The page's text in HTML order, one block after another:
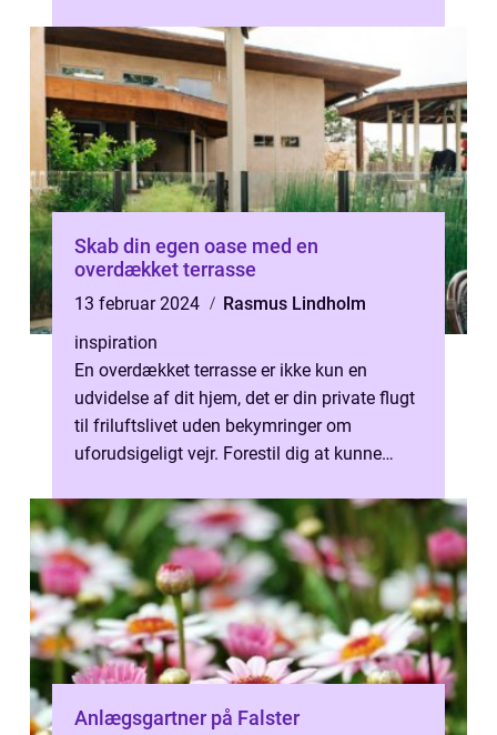
Skab din egen oase med en
overdækket terrasse
13 februar 2024
Rasmus Lindholm
inspiration
En overdækket terrasse er ikke kun en
udvidelse af dit hjem, det er din private flugt
til friluftslivet uden bekymringer om
uforudsigeligt vejr. Forestil dig at kunne
Anlægsgartner på Falster